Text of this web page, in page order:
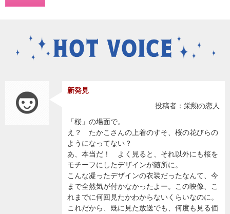
新発見
投稿者：栄勲の恋人
「桜」の場面で。
え？ たかこさんの上着のすそ、桜の花びらの
ようになってない？
あ、本当だ！ よく見ると、それ以外にも桜を
モチーフにしたデザインが随所に。
こんな凝ったデザインの衣装だったなんて、今
まで全然気が付かなかったよー。この映像、こ
れまでに何回見たかわからないくらいなのに。
これだから、既に見た放送でも、何度も見る価